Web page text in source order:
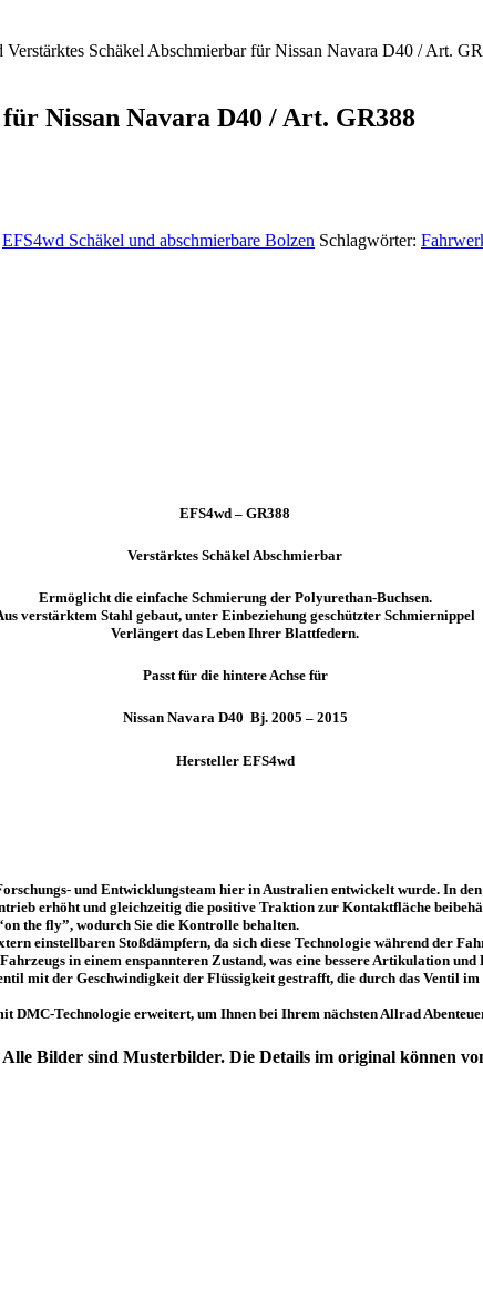
Verstärktes Schäkel Abschmierbar für Nissan Navara D40 / Art.
Nissan Navara D40 / Art. GR388
EFS4wd Schäkel und abschmierbare Bolzen Schlagwörter:
EFS4wd – GR388
Verstärktes Schäkel Abschmierbar
Ermöglicht die einfache Schmierung der Polyurethan-Buchsen.
verstärktem Stahl gebaut, unter Einbeziehung geschützter Schmiernippel
Verlängert das Leben Ihrer Blattfedern.
Passt für die hintere Achse für
Nissan Navara D40 Bj. 2005 – 2015
Hersteller EFS4wd
und Entwicklungsteam hier in Australien entwickelt wurde. In
erhöht und gleichzeitig die positive Traktion zur Kontaktfläche
the fly”, wodurch Sie die Kontrolle behalten.
einstellbaren Stoßdämpfern, da sich diese Technologie während der
in einem enspannteren Zustand, was eine bessere Artikulation
mit der Geschwindigkeit der Flüssigkeit gestrafft, die durch das Ventil
DMC-Technologie erweitert, um Ihnen bei Ihrem nächsten Allrad
Bilder sind Musterbilder. Die Details im original können